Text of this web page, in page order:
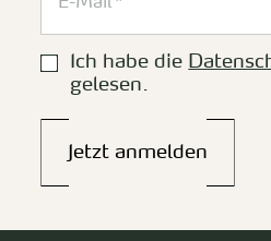
Ich habe die
gelesen.
Jetzt anmelden